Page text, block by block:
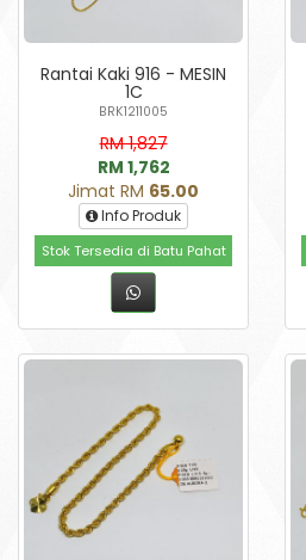
Rantai Kaki 916 - MESIN
1C
BRK1211005
RM 1,827
RM 1,762
Jimat RM 65.00
Info Produk
Stok Tersedia di Batu Pahat